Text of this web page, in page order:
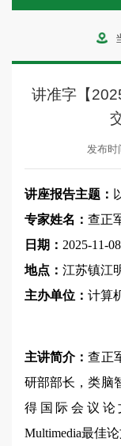
讲准字【
发布时
讲座报告主题：
专家姓名： 查正
日期： 2025-11-08
地点： 江苏镇江
主办单位： 计算
主讲简介：查正
研部部长，类脑
得国际会议论
Multimedia最佳